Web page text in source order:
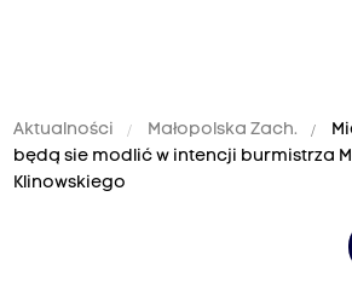
Aktualności Małopolska Zach.
będą sie modlić w intencji burmistrza
Klinowskiego